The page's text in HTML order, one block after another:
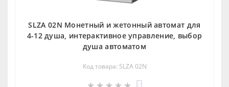
SLZA 02N Монетный и жетонный автомат для
4-12 душа, интерактивное управление, выбор
душа автоматом
Код товара: SLZA 02N